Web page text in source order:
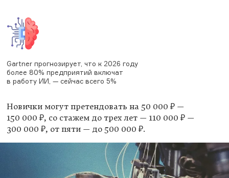
Gartner прогнозирует, что к 2026 году
более 80% предприятий включат
в работу ИИ, — сейчас всего 5%
Новички могут претендовать на 50 000 ₽ —
150 000 ₽, со стажем до трех лет — 110 000 ₽ —
300 000 ₽, от пяти — до 500 000 ₽.